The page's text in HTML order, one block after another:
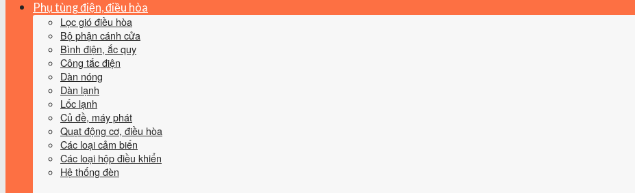
Phụ tùng điện, điều hòa
Lọc gió điều hòa
Bộ phận cánh cửa
Bình điện, ắc quy
Công tắc điện
Dàn nóng
Dàn lạnh
Lốc lạnh
Củ đề, máy phát
Quạt động cơ, điều hòa
Các loại cảm biến
Các loại hộp điều khiển
Hệ thống đèn